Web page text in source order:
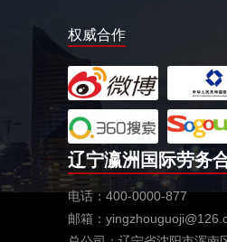
中餐厨
俄罗斯
新西兰
德国超
权威合作
辽宁瀛洲国际劳务
电话：400-0000-877
邮箱：